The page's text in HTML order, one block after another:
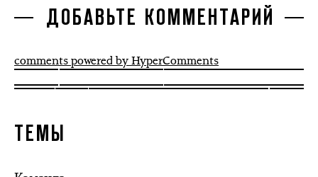
ДОБАВЬТЕ КОММЕНТАРИЙ
comments powered by HyperComments
ТЕМЫ